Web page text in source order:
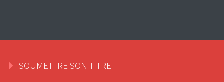
SOUMETTRE SON TITRE